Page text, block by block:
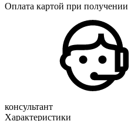
Оплата картой при получении
консультант
Характеристики